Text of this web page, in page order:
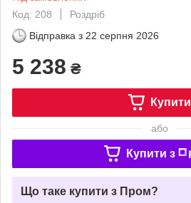
Код: 208
Роздріб
Відправка з 22 серпня 2026
5 238 ₴
Купити
або
Купити з
Що таке купити з Пром?